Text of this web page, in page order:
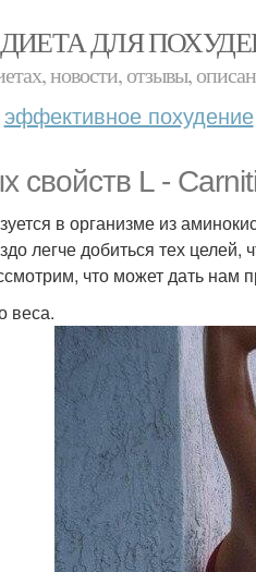
ДИЕТА ДЛЯ
новости, отзывы,
эффективное похудение
свойств L -
в организме из
легче добиться тех
что может дать нам
веса.